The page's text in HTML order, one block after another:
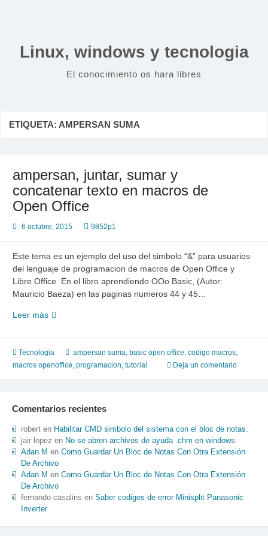
Linux, windows y tecnologia
El conocimiento os hara libres
ETIQUETA: AMPERSAN SUMA
ampersan, juntar, sumar y
concatenar texto en macros de
Open Office
6 octubre, 2015 9852p1
Este tema es un ejemplo del uso del simbolo “&” para usuarios
del lenguaje de programacion de macros de Open Office y
Libre Office. En el libro aprendiendo OOo Basic, (Autor:
Mauricio Baeza) en las paginas numeros 44 y 45…
Leer másampersan,
y
concatenar
texto
de
Open
Office
Tecnologia ampersan suma, basic open office, codigo macros,
macros openoffice, programacion, tutorial Deja un comentario
Comentarios recientes
roberten Habilitar CMD simbolo del sistema con el bloc de notas.
jair lopez en No se abren archivos de ayuda .chm en windows
Adan M en Como Guardar Un Bloc de Notas Con Otra Extensión
De Archivo
Adan M en Como Guardar Un Bloc de Notas Con Otra Extensión
De Archivo
fernando casalins en Saber codigos de error Minisplit Panasonic
Inverter